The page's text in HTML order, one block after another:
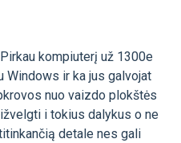
kompiuterį už 1300e
Windows ir ka jus galvojat
nuo vaizdo plokštės
i tokius dalykus o ne
detale nes gali